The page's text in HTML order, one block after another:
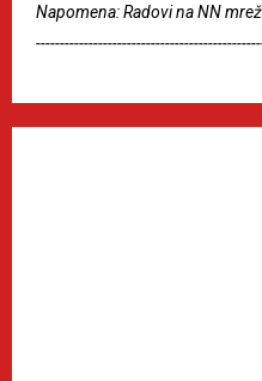
Napomena: Radovi na NN